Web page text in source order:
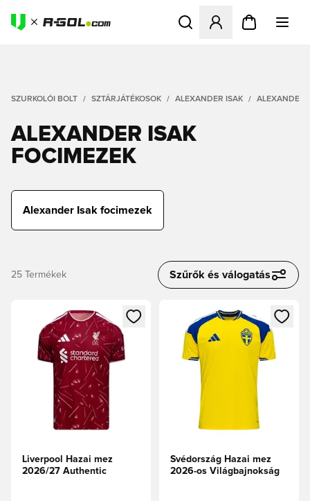
Megnyit egy modált a
SZURKOLÓI BOLT SZTÁRJÁTÉKOSOK ALEXANDER ISAK ALEXANDER
ALEXANDER ISAK
FOCIMEZEK
Alexander Isak focimezek
25 Termékek Szűrők és válogatás
Megnyit egy modált a bejelentkezéshez vagy a tagként
Liverpool Hazai mez
2026/27 Authentic
Megnyit egy modált a
Svédország Hazai mez
2026-os Világbajnokság